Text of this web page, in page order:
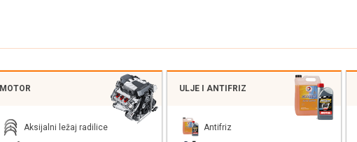
MOTOR
Aksijalni ležaj radilice
ULJE I ANTIFRIZ
Antifriz